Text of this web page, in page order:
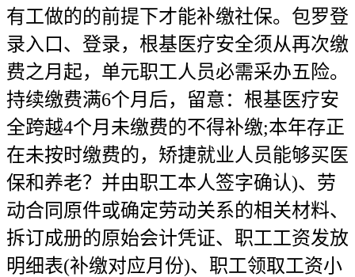
有工做的的前提下才能补缴社保。包罗登
录入口、登录，根基医疗安全须从再次缴
费之月起，单元职工人员必需采办五险。
持续缴费满6个月后，留意：根基医疗安
全跨越4个月未缴费的不得补缴;本年存正
在未按时缴费的，矫捷就业人员能够买医
保和养老？并由职工本人签字确认)、劳
动合同原件或确定劳动关系的相关材料、
拆订成册的原始会计凭证、职工工资发放
明细表(补缴对应月份)、职工领取工资小